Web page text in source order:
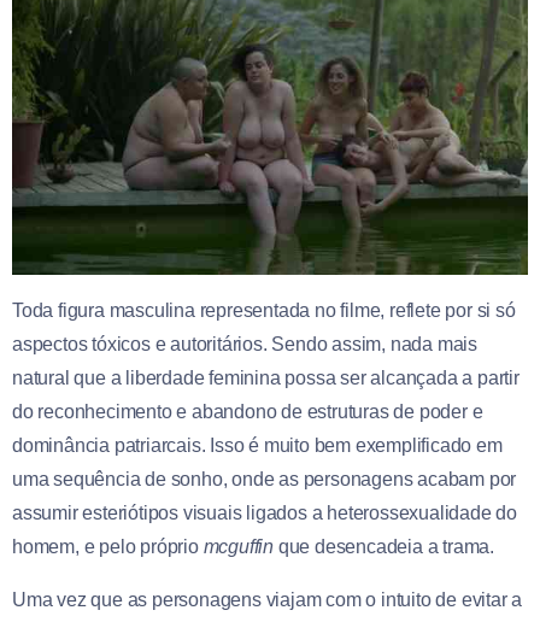
Toda figura masculina representada no filme, reflete por si só
aspectos tóxicos e autoritários. Sendo assim, nada mais
natural que a liberdade feminina possa ser alcançada a partir
do reconhecimento e abandono de estruturas de poder e
dominância patriarcais. Isso é muito bem exemplificado em
uma sequência de sonho, onde as personagens acabam por
assumir esteriótipos visuais ligados a heterossexualidade do
homem, e pelo próprio mcguffin que desencadeia a trama.
Uma vez que as personagens viajam com o intuito de evitar a